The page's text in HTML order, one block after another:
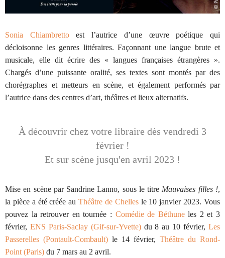
Sonia Chiambrettoest l’autrice d’une œuvre poétique qui
décloisonne les genres littéraires. Façonnant une langue brute et
musicale, elle dit écrire des « langues françaises étrangères ».
Chargés d’une puissante oralité, ses textes sont montés par des
chorégraphes et metteurs en scène, et également performés par
l’autrice dans des centres d’art, théâtres et lieux alternatifs.
À découvrir chez votre libraire dès vendredi 3
février !
Et sur scène jusqu'en avril 2023 !
Mise en scène par Sandrine Lanno, sous le titre Mauvaises filles !,
la pièce a été créée auThéâtre de Chellesle 10 janvier 2023. Vous
pouvez la retrouver en tournée : Comédie de Béthuneles 2 et 3
février, ENS Paris-Saclay (Gif-sur-Yvette)du 8 au 10 février,Les
Passerelles (Pontault-Combault) le 14 février, Théâtre du Rond-
Point (Paris) du 7 mars au 2 avril.